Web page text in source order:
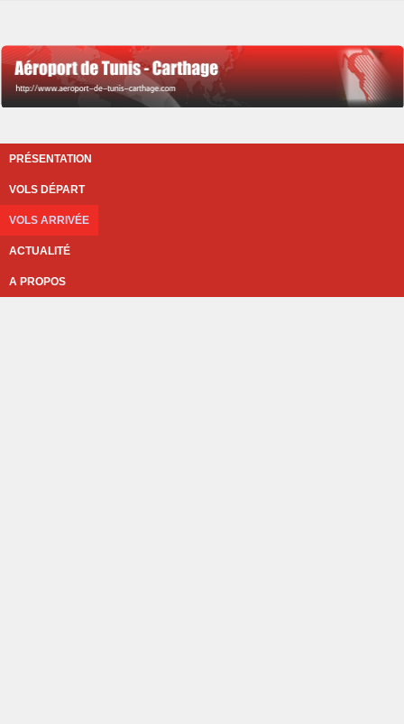
PRÉSENTATION
VOLS DÉPART
VOLS ARRIVÉE
ACTUALITÉ
A PROPOS